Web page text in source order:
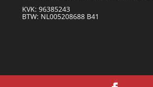
KVK: 96385243
BTW: NL005208688 B41